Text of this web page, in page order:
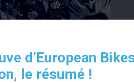
d’European
le résumé !